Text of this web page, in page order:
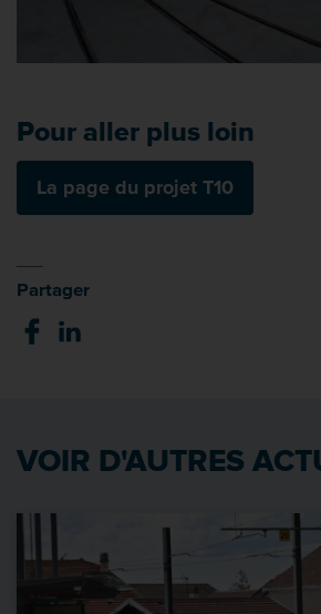
Pour aller plus loin
La page du projet T10
Partager
VOIR D'AUTRES